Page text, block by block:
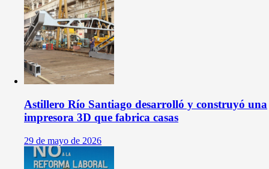
Astillero Río Santiago desarrolló y construyó una
impresora 3D que fabrica casas
29 de mayo de 2026